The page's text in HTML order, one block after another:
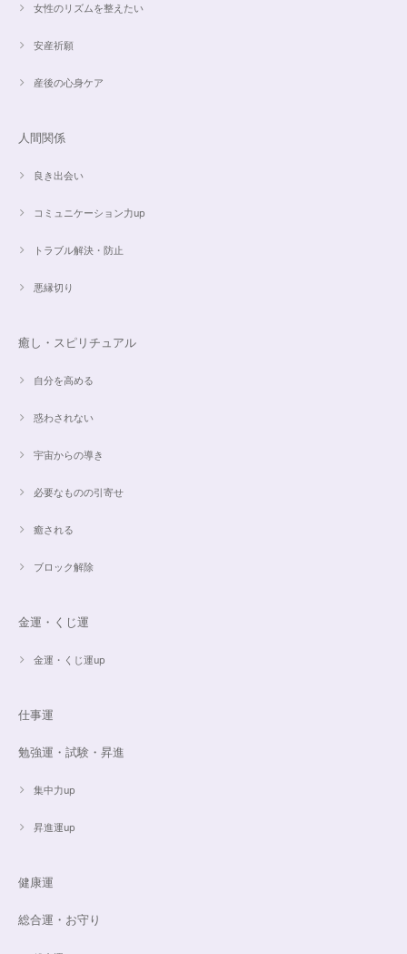
女性のリズムを整えたい
安産祈願
産後の心身ケア
人間関係
良き出会い
コミュニケーション力up
トラブル解決・防止
悪縁切り
癒し・スピリチュアル
自分を高める
惑わされない
宇宙からの導き
必要なものの引寄せ
癒される
ブロック解除
金運・くじ運
金運・くじ運up
仕事運
勉強運・試験・昇進
集中力up
昇進運up
健康運
総合運・お守り